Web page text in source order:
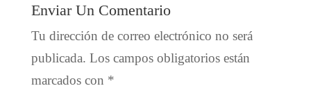
Enviar Un Comentario
Tu dirección de correo electrónico no será
publicada. Los campos obligatorios están
marcados con *